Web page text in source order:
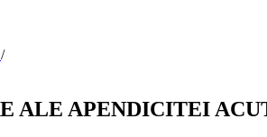
/
ALE APENDICITEI